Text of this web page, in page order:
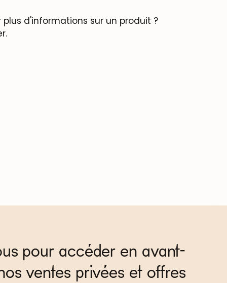
d'informations sur un produit ?
pour accéder en avant-
ventes privées et offres